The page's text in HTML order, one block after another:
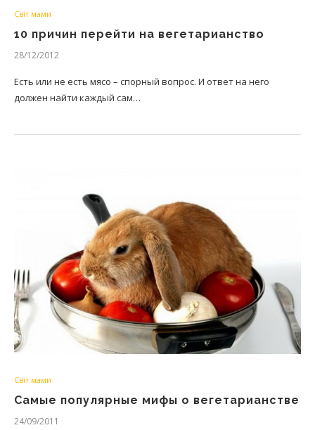
Світ мами
10 причин перейти на вегетарианство
28/12/2012
Есть или не есть мясо – спорный вопрос. И ответ на него
должен найти каждый сам…
Світ мами
Самые популярные мифы о вегетарианстве
24/09/2011